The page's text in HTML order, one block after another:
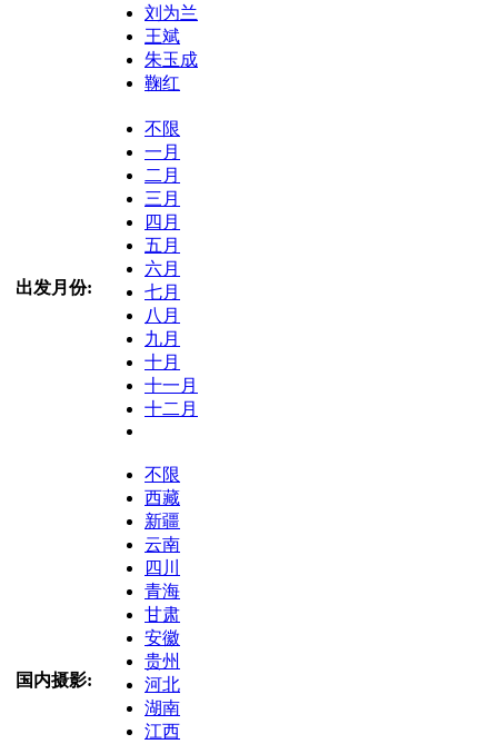
刘为兰
王斌
朱玉成
鞠红
出发月份:
不限
一月
二月
三月
四月
五月
六月
七月
八月
九月
十月
十一月
十二月
国内摄影:
不限
西藏
新疆
云南
四川
青海
甘肃
安徽
贵州
河北
湖南
江西